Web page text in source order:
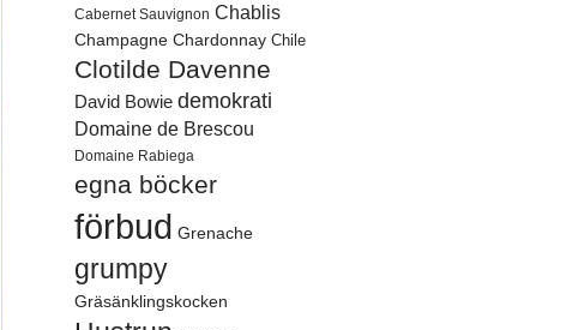
Cabernet Sauvignon Chablis
Champagne Chardonnay Chile
Clotilde Davenne
David Bowie demokrati
Domaine de Brescou
Domaine Rabiega
egna böcker
förbud Grenache
grumpy
Gräsänklingskocken